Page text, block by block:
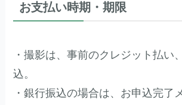
お支払い時期・期限
・撮影は、事前のクレジット払い
込。
・銀行振込の場合は、お申込完了